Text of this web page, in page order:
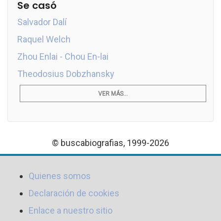
Se casó
Salvador Dalí
Raquel Welch
Zhou Enlai - Chou En-lai
Theodosius Dobzhansky
VER MÁS...
© buscabiografias, 1999-2026
Quienes somos
Declaración de cookies
Enlace a nuestro sitio